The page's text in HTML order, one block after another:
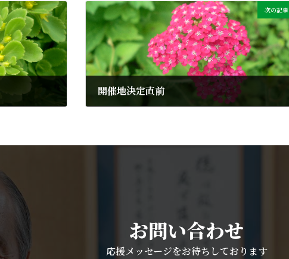
次の記事
開催地決定直前
お問い合わせ
応援メッセージをお待ちしております